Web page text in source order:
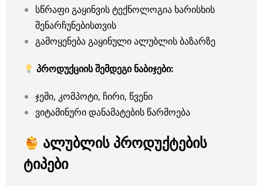
სწრაფი გაყინვის ტექნოლოგია ხარისხის
შენარჩუნებისთვის
გამოყენება გაყინული ალუბლის ბაზარზე
პროდუქციის შემდეგი ნაბიჯები:
ჯემი, კომპოტი, ჩირი, წვენი
ვიტამინური დანამატების წარმოება
ალუბლის პროდუქტების
ტიპები